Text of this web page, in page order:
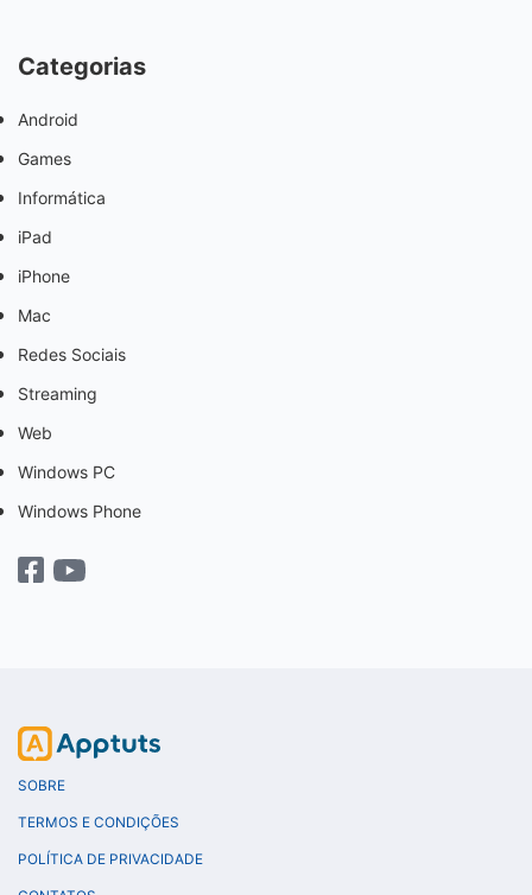
Categorias
Android
Games
Informática
iPad
iPhone
Mac
Redes Sociais
Streaming
Web
Windows PC
Windows Phone
SOBRE
TERMOS E CONDIÇÕES
POLÍTICA DE PRIVACIDADE